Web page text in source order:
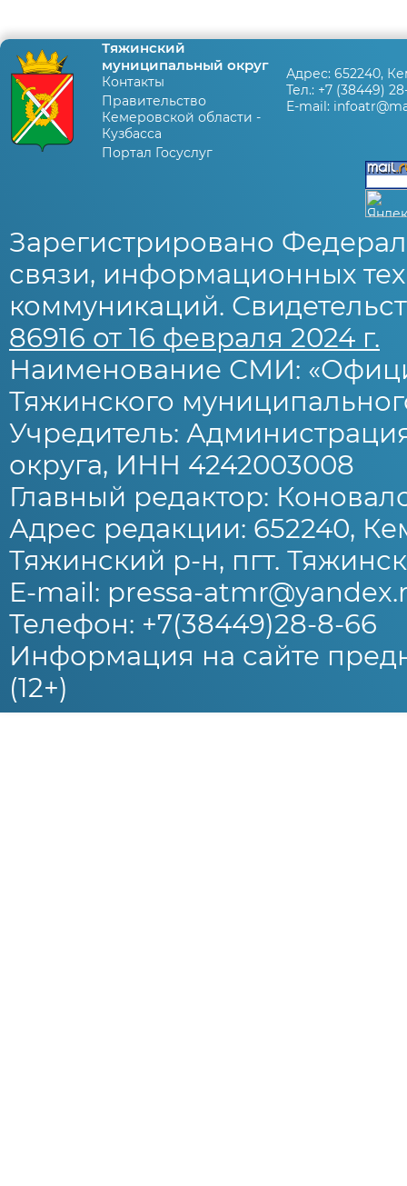
Тяжинский
муниципальный округ
Контакты
Правительство
Кемеровской области -
Кузбасса
Портал Госуслуг
Адрес: 652240,
Тел.: +7 (38449)
E-mail:
Зарегистрировано
связи, информационных
коммуникаций.
86916 от 16 февраля 2024 г.
Наименование СМИ:
Тяжинского
Учредитель:
округа, ИНН 4242003008
Главный редактор:
Адрес редакции: 652240,
Тяжинский р-н, пгт.
E-mail: pressa-
Телефон: +7(38449)28-8-66
Информация на сайте
(12+)